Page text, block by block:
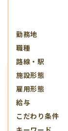
勤務地
職種
路線・駅
施設形態
雇用形態
給与
こだわり条件